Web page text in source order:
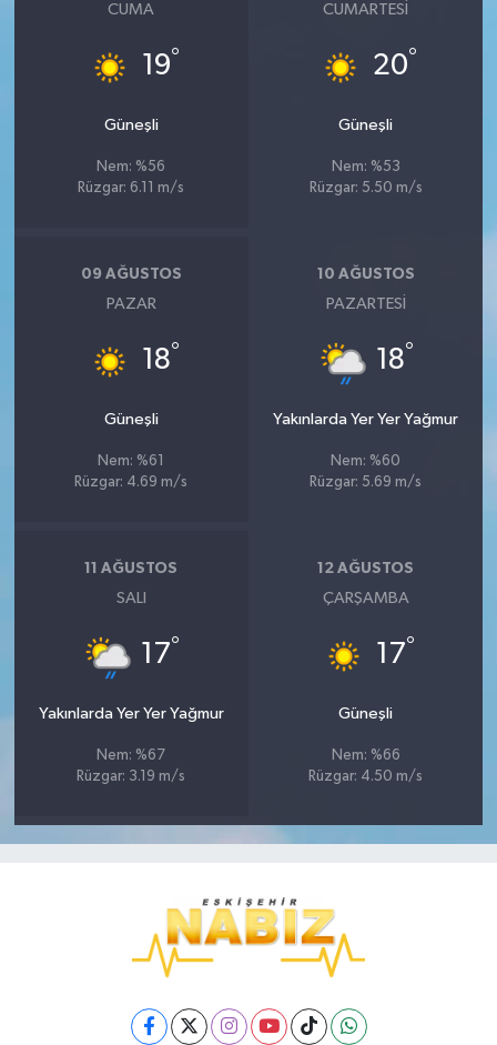
CUMA
19°
Güneşli
Nem: %56
Rüzgar: 6.11 m/s
CUMARTESI
20°
Güneşli
Nem: %53
Rüzgar: 5.50 m/s
09 AĞUSTOS
PAZAR
18°
Güneşli
Nem: %61
Rüzgar: 4.69 m/s
10 AĞUSTOS
PAZARTESI
18°
Yakınlarda Yer Yer Yağmur
Nem: %60
Rüzgar: 5.69 m/s
11 AĞUSTOS
SALI
17°
Yakınlarda Yer Yer Yağmur
Nem: %67
Rüzgar: 3.19 m/s
12 AĞUSTOS
ÇARŞAMBA
17°
Güneşli
Nem: %66
Rüzgar: 4.50 m/s